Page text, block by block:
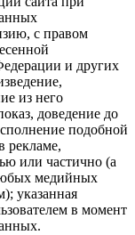
с правом
и других
из него
доведение до
подобной
рекламе,
или частично (а
медийных
указанная
в момент